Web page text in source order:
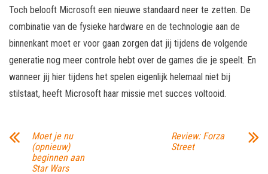
Toch belooft Microsoft een nieuwe standaard neer te zetten. De
combinatie van de fysieke hardware en de technologie aan de
binnenkant moet er voor gaan zorgen dat jij tijdens de volgende
generatie nog meer controle hebt over de games die je speelt. En
wanneer jij hier tijdens het spelen eigenlijk helemaal niet bij
stilstaat, heeft Microsoft haar missie met succes voltooid.
Moet je nu
(opnieuw)
beginnen aan
Star Wars
Review: Forza
Street